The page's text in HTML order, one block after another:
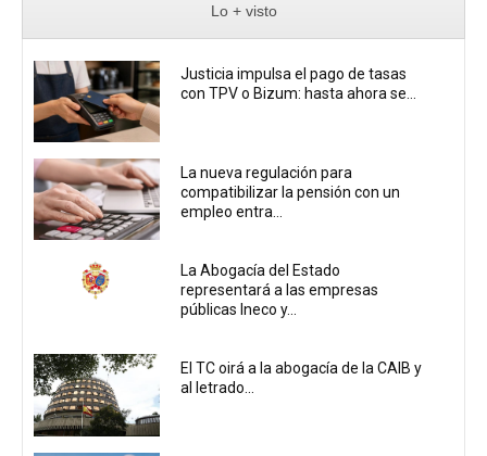
Lo + visto
Justicia impulsa el pago de tasas
con TPV o Bizum: hasta ahora se...
La nueva regulación para
compatibilizar la pensión con un
empleo entra...
La Abogacía del Estado
representará a las empresas
públicas Ineco y...
El TC oirá a la abogacía de la CAIB y
al letrado...